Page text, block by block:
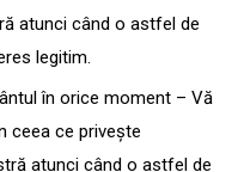
atunci când o astfel de
legitim.
în orice moment – Vă
ceea ce privește
atunci când o astfel de